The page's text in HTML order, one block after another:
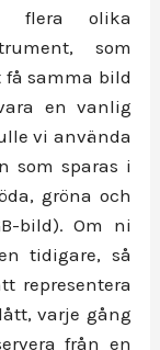
flera olika
som
få samma bild
en vanlig
vi använda
som sparas i
gröna och
bild). Om ni
tidigare, så
representera
varje gång
från en